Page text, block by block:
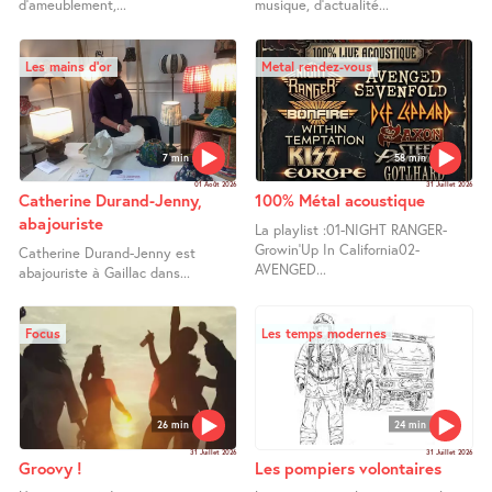
d’ameublement,... musique, d’actualité...
7 min
Les mains d’or
01 Août 2026
Catherine Durand-Jenny,
abajouriste
Catherine Durand-Jenny est
abajouriste à Gaillac dans...
58 min
Metal rendez-vous
31 Juillet 2026
100% Métal acoustique
La playlist :01-NIGHT RANGER-
Growin’Up In California02-
AVENGED...
26 min
Focus
31 Juillet 2026
Groovy !
24 min
Les temps modernes
31 Juillet 2026
Les pompiers volontaires